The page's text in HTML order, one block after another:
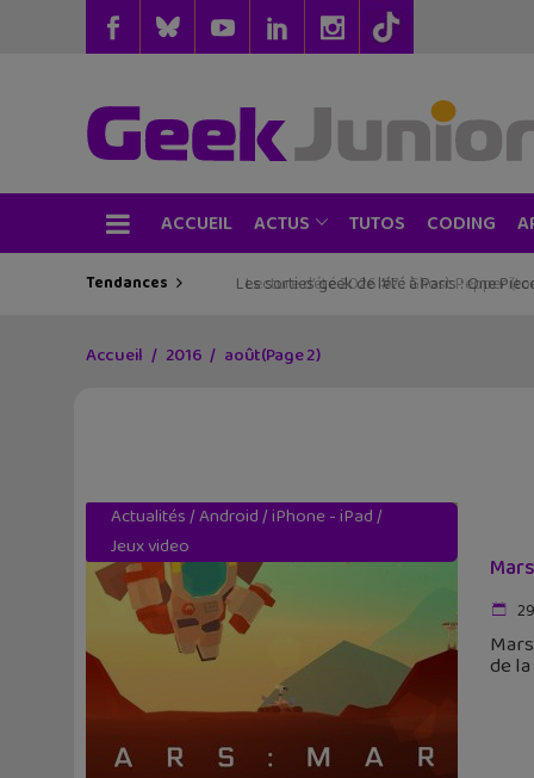
ACCUEIL ACTUS TUTOS CODING
Tendances Les sorties geek de l’été à Paris : One
Accueil 2016 août(Page 2)
Actualités/Android/iPhone - iPad/
Jeux video
de